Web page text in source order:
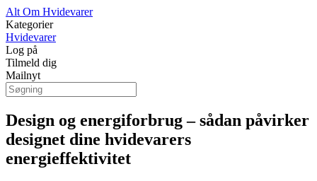
Alt Om Hvidevarer
Kategorier
Hvidevarer
Log på
Tilmeld dig
Mailnyt
Design og energiforbrug – sådan påvirker
designet dine hvidevarers
energieffektivitet